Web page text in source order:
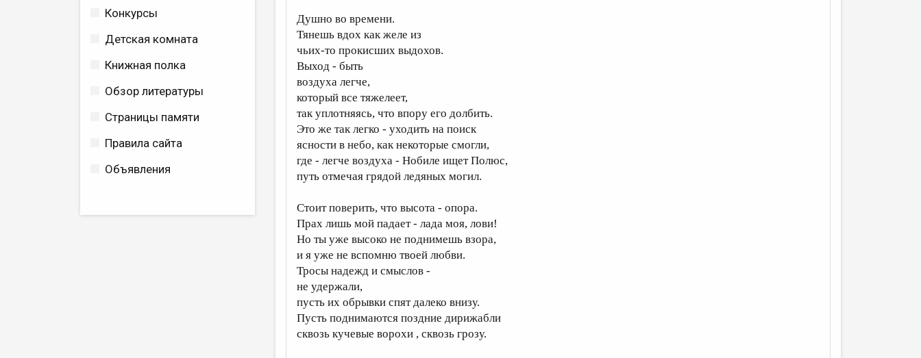
Конкурсы
Детская комната
Книжная полка
Обзор литературы
Страницы памяти
Правила сайта
Объявления
Душно во времени.
Тянешь вдох как желе из
чьих-то прокисших выдохов.
Выход - быть
воздуха легче,
который все тяжелеет,
так уплотняясь, что впору его долбить.
Это же так легко - уходить на поиск
ясности в небо, как некоторые смогли,
где - легче воздуха - Нобиле ищет Полюс,
путь отмечая грядой ледяных могил.
Стоит поверить, что высота - опора.
Прах лишь мой падает - лада моя, лови!
Но ты уже высоко не поднимешь взора,
и я уже не вспомню твоей любви.
Тросы надежд и смыслов -
не удержали,
пусть их обрывки спят далеко внизу.
Пусть поднимаются поздние дирижабли
сквозь кучевые ворохи , сквозь грозу.